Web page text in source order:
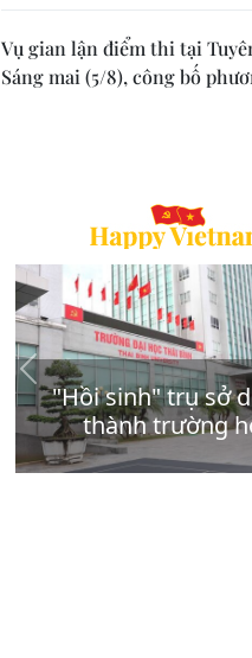
Vụ gian lận điểm thi tại
Sáng mai (5/8), công bố